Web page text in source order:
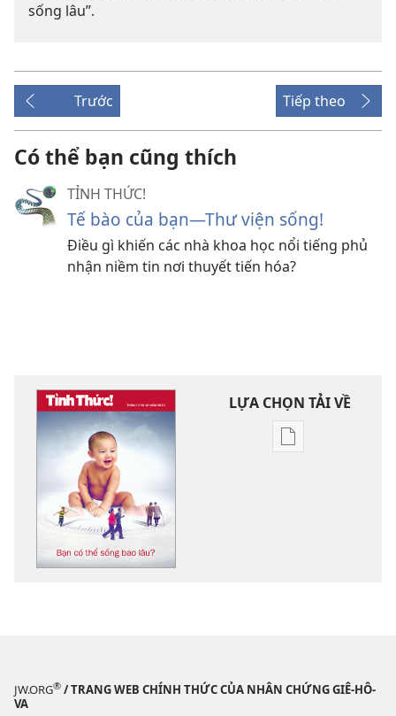
sống lâu”.
Trước Tiếp theo
Có thể bạn cũng thích
TỈNH THỨC!
Tế bào của bạn—Thư viện sống!
Điều gì khiến các nhà khoa học nổi tiếng phủ
nhận niềm tin nơi thuyết tiến hóa?
LỰA CHỌN TẢI VỀ
Tùy
Bạn
JW.ORG® / TRANG WEB CHÍNH THỨC CỦA NHÂN CHỨNG GIÊ-HÔ-
VA